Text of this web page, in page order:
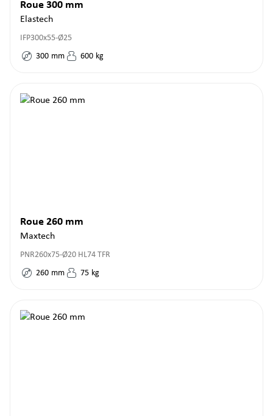
Roue 300 mm
Elastech
IFP300x55-Ø25
300 mm 600 kg
Roue 260 mm
Maxtech
PNR260x75-Ø20 HL74 TFR
260 mm 75 kg